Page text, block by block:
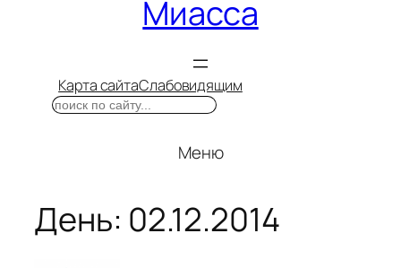
Миасса
Карта сайтаСлабовидящим
Поиск
Меню
День: 02.12.2014